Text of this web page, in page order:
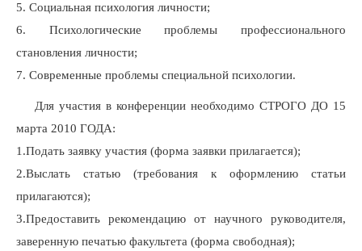
5. Социальная психология личности;
6. Психологические проблемы профессионального
становления личности;
7. Современные проблемы специальной психологии.
Для участия в конференции необходимо СТРОГО ДО 15
марта 2010 ГОДА:
1.Подать заявку участия (форма заявки прилагается);
2.Выслать статью (требования к оформлению статьи
прилагаются);
3.Предоставить рекомендацию от научного руководителя,
заверенную печатью факультета (форма свободная);